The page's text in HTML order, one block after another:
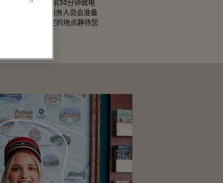
行程之后，请提前30分钟致电
7717 811211，服务人员会准备
收获，在您指定的地点静待您